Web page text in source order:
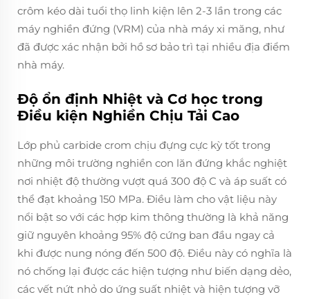
crôm kéo dài tuổi thọ linh kiện lên 2-3 lần trong các
máy nghiền đứng (VRM) của nhà máy xi măng, như
đã được xác nhận bởi hồ sơ bảo trì tại nhiều địa điểm
nhà máy.
Độ ổn định Nhiệt và Cơ học trong
Điều kiện Nghiền Chịu Tải Cao
Lớp phủ carbide crom chịu đựng cực kỳ tốt trong
những môi trường nghiền con lăn đứng khắc nghiệt
nơi nhiệt độ thường vượt quá 300 độ C và áp suất có
thể đạt khoảng 150 MPa. Điều làm cho vật liệu này
nổi bật so với các hợp kim thông thường là khả năng
giữ nguyên khoảng 95% độ cứng ban đầu ngay cả
khi được nung nóng đến 500 độ. Điều này có nghĩa là
nó chống lại được các hiện tượng như biến dạng dẻo,
các vết nứt nhỏ do ứng suất nhiệt và hiện tượng vỡ